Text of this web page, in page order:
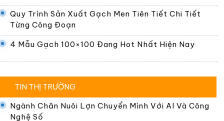
TẠI VIỆT NAM
Quy Trình Sản Xuất Gạch Men Tiên Tiết Chi Tiết
Từng Công Đoạn
4 Mẫu Gạch 100×100 Đang Hot Nhất Hiện Nay
TIN THỊ TRƯỜNG
Ngành Chăn Nuôi Lợn Chuyển Mình Với AI Và Công
Nghệ Số